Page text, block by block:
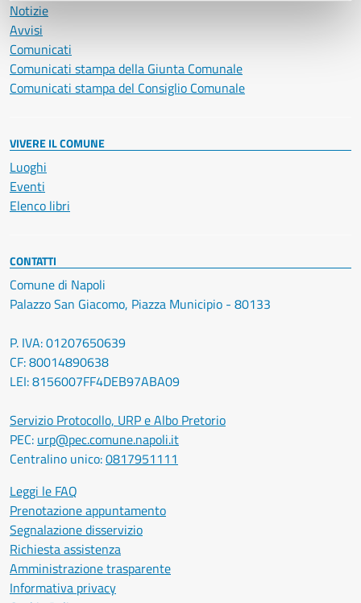
Notizie
Avvisi
Comunicati
Comunicati stampa della Giunta Comunale
Comunicati stampa del Consiglio Comunale
VIVERE IL COMUNE
Luoghi
Eventi
Elenco libri
CONTATTI
Comune di Napoli
Palazzo San Giacomo, Piazza Municipio - 80133
P. IVA: 01207650639
CF: 80014890638
LEI: 8156007FF4DEB97ABA09
Servizio Protocollo, URP e Albo Pretorio
PEC: urp@pec.comune.napoli.it
Centralino unico:0817951111
Leggi le FAQ
Prenotazione appuntamento
Segnalazione disservizio
Richiesta assistenza
Amministrazione trasparente
Informativa privacy